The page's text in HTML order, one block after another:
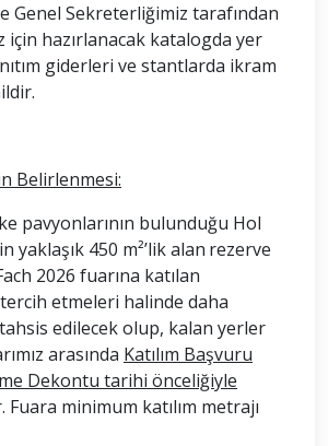
Genel Sekreterliğimiz tarafından
için hazırlanacak katalogda yer
giderleri ve stantlarda ikram
Belirlenmesi:
pavyonlarının bulunduğu Hol
yaklaşık 450 m²’lik alan rezerve
2026 fuarına katılan
tercih etmeleri halinde daha
edilecek olup, kalan yerler
arasında Katılım Başvuru
Dekontu tarihi önceliğiyle
minimum katılım metrajı